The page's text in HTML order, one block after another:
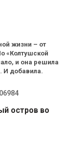
жизни – от
«Колтушской
и она решила
И добавила.
остров во